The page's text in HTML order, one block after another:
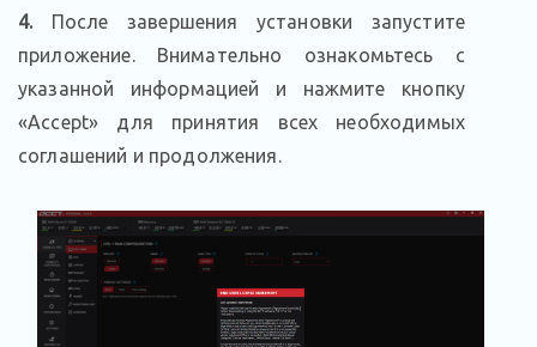
4.После завершения установки запустите
приложение. Внимательно ознакомьтесь с
указанной информацией и нажмите кнопку
«Accept» для принятия всех необходимых
соглашений и продолжения.